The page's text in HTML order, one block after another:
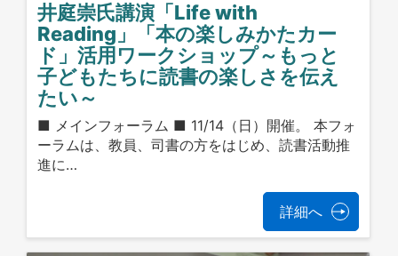
井庭崇氏講演「Life with
Reading」「本の楽しみかたカー
ド」活用ワークショップ～もっと
子どもたちに読書の楽しさを伝え
たい～
■ メインフォーラム ■ 11/14（日）開催。 本フォ
ーラムは、教員、司書の方をはじめ、読書活動推
進に…
詳細へ